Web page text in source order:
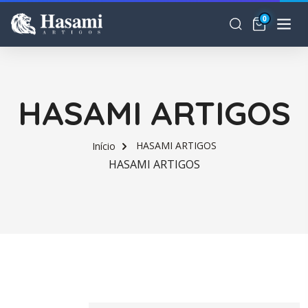
0
HASAMI ARTIGOS
Início HASAMI ARTIGOS
HASAMI ARTIGOS